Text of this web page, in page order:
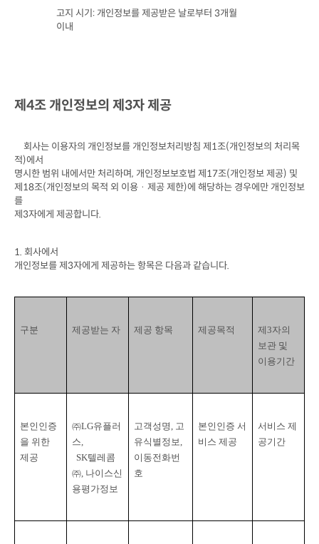
고지 시기 : 개인정보를 제공받은 날로부터 3개월
이내
제 4조 개인정보의 제 3자 제공
회사는 이용자의 개인정보를 개인정보처리방침 제 1조(개인정보의 처리목
적)에서
명시한 범위 내에서만 처리하며, 개인정보보호법 제 17조(개인정보 제공) 및
제 18조(개인정보의 목적 외 이용 · 제공 제한)에 해당하는 경우에만 개인정보
를
제 3자에게 제공합니다.
1. 회사에서
개인정보를 제 3자에게 제공하는 항목은 다음과 같습니다.
구분 제공받는 자 제공 항목 제공목적 제3자의
보관 및
이용기간
본인인증
을 위한
제공
㈜LG유플러
스,
  SK
텔레콤
㈜, 나이스신
용평가정보
고객성명, 고
유식별정보
이동전화번
호
본인인증 서
비스 제공
서비스 제
공기간